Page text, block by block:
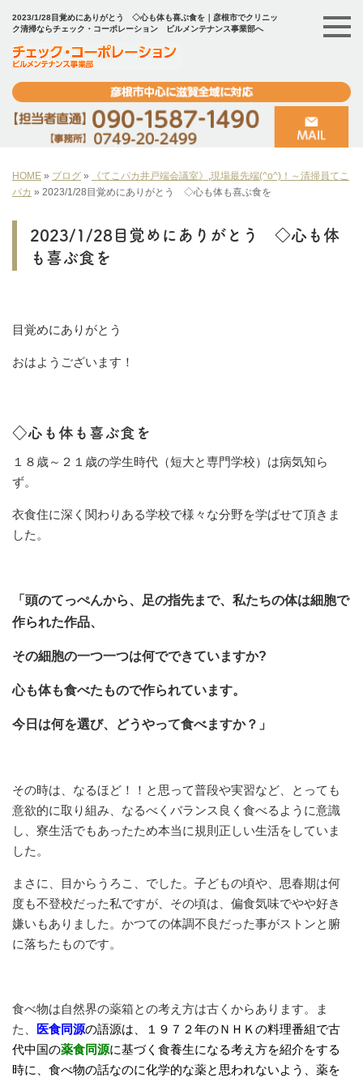
2023/1/28目覚めにありがとう ◇心も体も喜ぶ食を｜彦根市でクリニッ
ク清掃ならチェック・コーポレーション ビルメンテナンス事業部へ
HOME » ブログ » 《てこパカ井戸端会議室》 ,現場最先端(^o^)！～清掃員てこ
パカ » 2023/1/28目覚めにありがとう ◇心も体も喜ぶ食を
2023/1/28目覚めにありがとう ◇心も体
も喜ぶ食を
目覚めにありがとう
おはようございます！
◇心も体も喜ぶ食を
１８歳～２１歳の学生時代（短大と専門学校）は病気知ら
ず。
衣食住に深く関わりある学校で様々な分野を学ばせて頂きま
した。
「頭のてっぺんから、足の指先まで、私たちの体は細胞で
作られた作品、
その細胞の一つ一つは何でできていますか?
心も体も食べたもので作られています。
今日は何を選び、どうやって食べますか？」
その時は、なるほど！！と思って普段や実習など、とっても
意欲的に取り組み、なるべくバランス良く食べるように意識
し、寮生活でもあったため本当に規則正しい生活をしていま
した。
まさに、目からうろこ、でした。子どもの頃や、思春期は何
度も不登校だった私ですが、その頃は、偏食気味でやや好き
嫌いもありました。かつての体調不良だった事がストンと腑
に落ちたものです。
食べ物は自然界の薬箱との考え方は古くからあります。ま
た、
医食同源の語源は、１９７２年のＮＨＫの料理番組で古
代中国の薬食同源に基づく食養生になる考え方を紹介をする
時に、食べ物の話なのに化学的な薬と思われないよう、薬を